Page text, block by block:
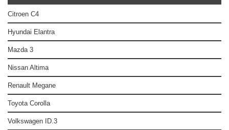
Citroen C4
Hyundai Elantra
Mazda 3
Nissan Altima
Renault Megane
Toyota Corolla
Volkswagen ID.3